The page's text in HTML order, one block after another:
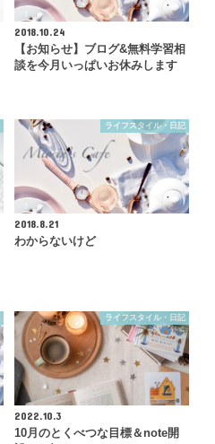
2018.10.24
【お知らせ】ブログ&無料学習相
談を今月いっぱいお休みします
ライフスタイル・日記
2018.8.21
わからないけど
ライフスタイル・日記
2022.10.3
10月のとくべつな目標＆note開